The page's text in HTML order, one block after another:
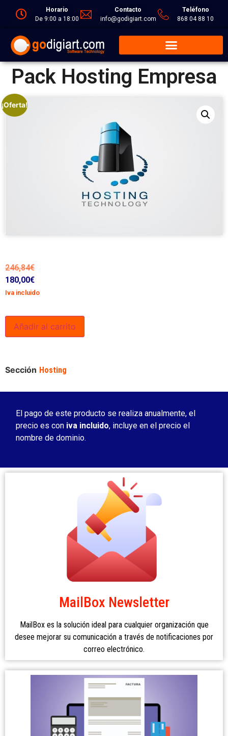
Horario
De 9:00 a 18:00
Contacto
info@godigiart.com
Teléfono
868 04 88 10
Pack Hosting Empresa
¡Oferta!
246,84€
180,00€
Iva incluido
Añadir al carrito
Sección Hosting
El pago de este producto se realiza anualmente, el
precio es con iva incluido, incluye en el precio el
nombre de dominio.
MailBox Newsletter
MailBox es la solución ideal para cualquier organización que
desee mejorar su comunicación a través de notificaciones por
correo electrónico.